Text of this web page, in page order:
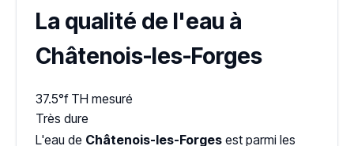
La qualité de l'eau à
Châtenois-les-Forges
37.5°f TH mesuré
Très dure
L'eau de Châtenois-les-Forges est parmi les